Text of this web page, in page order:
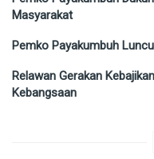
Masyarakat
Pemko Payakumbuh
Relawan Gerakan
Kebangsaan